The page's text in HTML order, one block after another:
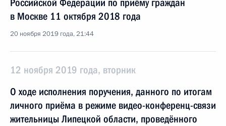
Российской Федерации по приёму граждан
в Москве 11 октября 2018 года
20 ноября 2019 года, 21:44
12 ноября 2019 года, вторник
О ходе исполнения поручения, данного по итогам
личного приёма в режиме видео-конференц-связи
жительницы Липецкой области, проведённого